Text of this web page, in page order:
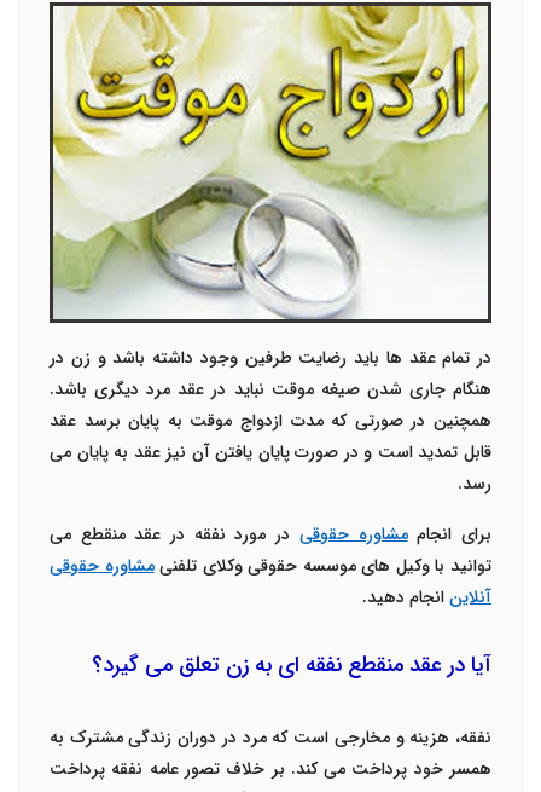
در تمام عقد ها باید رضایت طرفین وجود داشته باشد و زن در
هنگام جاری شدن صیغه موقت نباید در عقد مرد دیگری باشد.
همچنین در صورتی که مدت ازدواج موقت به پایان برسد عقد
قابل تمدید است و در صورت پایان یافتن آن نیز عقد به پایان می
رسد.
برای انجاممشاوره حقوقی در مورد نفقه در عقد منقطع می
توانید با وکیل های موسسه حقوقی وکلای تلفنیمشاوره حقوقی
آنلاینانجام دهید.
آیا در عقد منقطع نفقه ای به زن تعلق می گیرد؟
نفقه، هزینه و مخارجی است که مرد در دوران زندگی مشترک به
همسر خود پرداخت می کند. بر خلاف تصور عامه نفقه پرداخت